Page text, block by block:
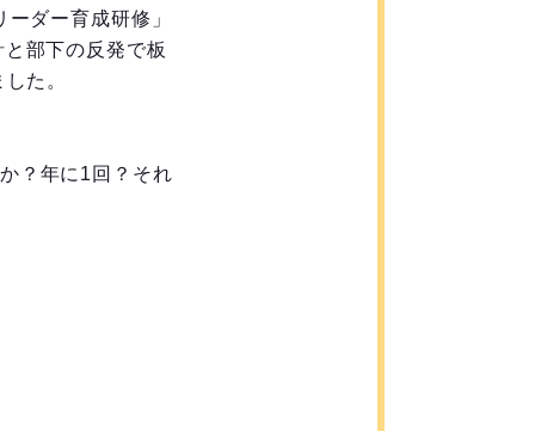
ダー育成研修」
部下の反発で板
た。
？年に1回？それ